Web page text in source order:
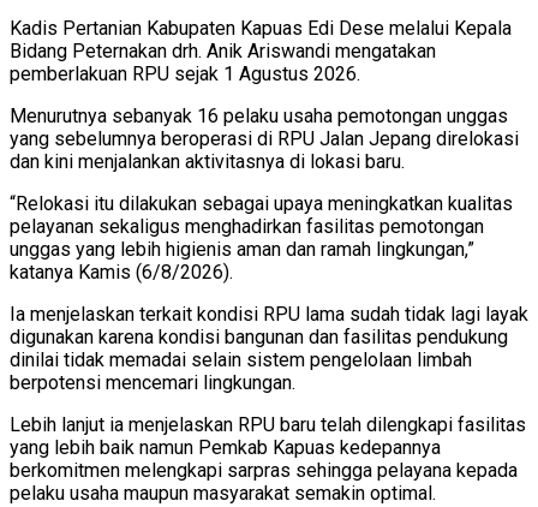
Kadis Pertanian Kabupaten Kapuas Edi Dese melalui Kepala
Bidang Peternakan drh. Anik Ariswandi mengatakan
pemberlakuan RPU sejak 1 Agustus 2026.
Menurutnya sebanyak 16 pelaku usaha pemotongan unggas
yang sebelumnya beroperasi di RPU Jalan Jepang direlokasi
dan kini menjalankan aktivitasnya di lokasi baru.
“Relokasi itu dilakukan sebagai upaya meningkatkan kualitas
pelayanan sekaligus menghadirkan fasilitas pemotongan
unggas yang lebih higienis aman dan ramah lingkungan,”
katanya Kamis (6/8/2026).
Ia menjelaskan terkait kondisi RPU lama sudah tidak lagi layak
digunakan karena kondisi bangunan dan fasilitas pendukung
dinilai tidak memadai selain sistem pengelolaan limbah
berpotensi mencemari lingkungan.
Lebih lanjut ia menjelaskan RPU baru telah dilengkapi fasilitas
yang lebih baik namun Pemkab Kapuas kedepannya
berkomitmen melengkapi sarpras sehingga pelayana kepada
pelaku usaha maupun masyarakat semakin optimal.